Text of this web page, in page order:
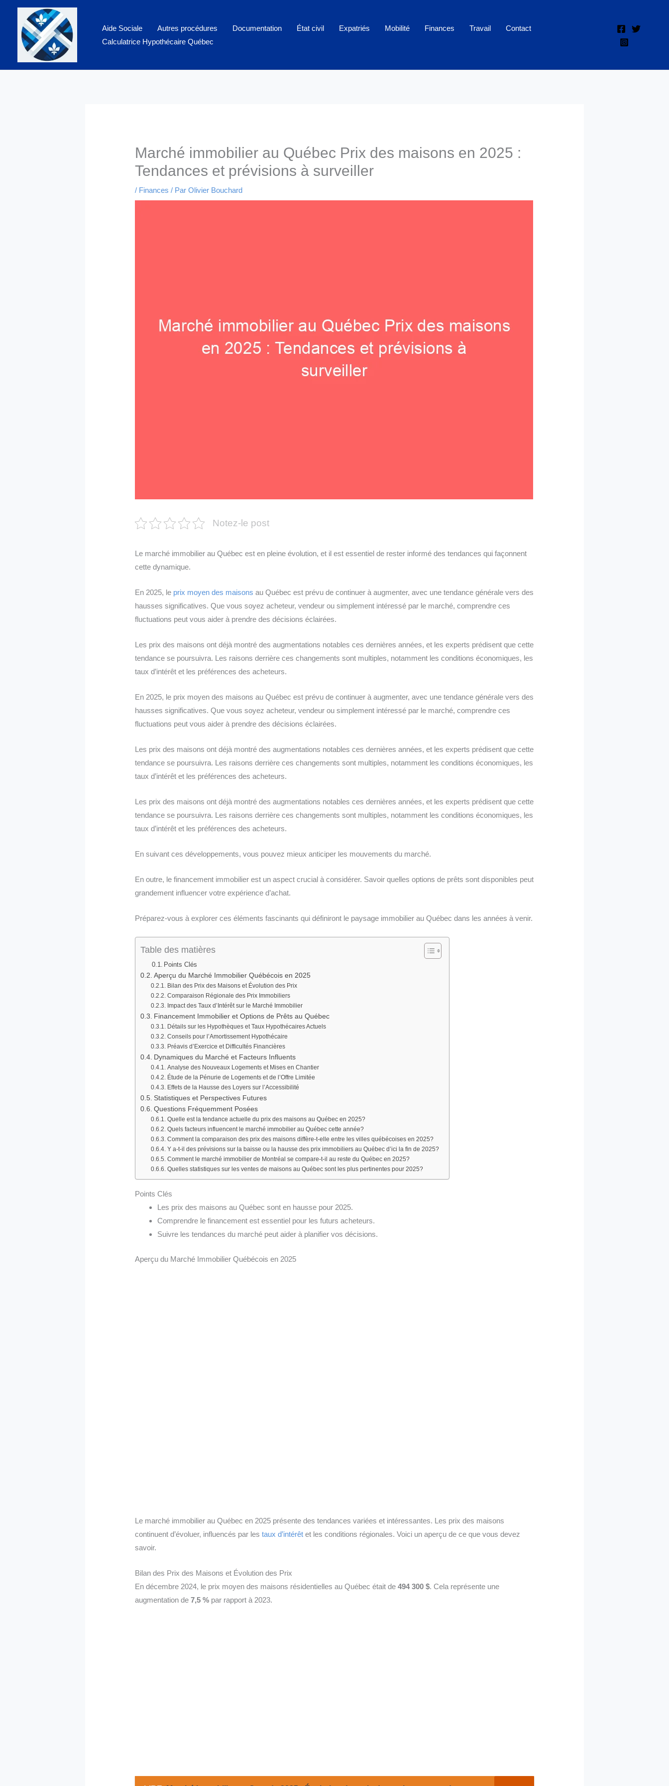
contenu
Aide Sociale Autres procédures Documentation État civil Expatriés Mobilité Finances Travail
Contact
Calculatrice Hypothécaire Québec
Marché immobilier au Québec Prix des maisons en 2025 :
Tendances et prévisions à surveiller
/ Finances / ParOlivier Bouchard
Notez-le post
Le marché immobilier au Québec est en pleine évolution, et il est essentiel de rester informé des tendances qui façonnent
cette dynamique.
En 2025, le prix moyen des maisons au Québec est prévu de continuer à augmenter, avec une tendance générale vers des
hausses significatives. Que vous soyez acheteur, vendeur ou simplement intéressé par le marché, comprendre ces
fluctuations peut vous aider à prendre des décisions éclairées.
Les prix des maisons ont déjà montré des augmentations notables ces dernières années, et les experts prédisent que cette
tendance se poursuivra. Les raisons derrière ces changements sont multiples, notamment les conditions économiques, les
taux d’intérêt et les préférences des acheteurs.
En 2025, le prix moyen des maisons au Québec est prévu de continuer à augmenter, avec une tendance générale vers des
hausses significatives. Que vous soyez acheteur, vendeur ou simplement intéressé par le marché, comprendre ces
fluctuations peut vous aider à prendre des décisions éclairées.
Les prix des maisons ont déjà montré des augmentations notables ces dernières années, et les experts prédisent que cette
tendance se poursuivra. Les raisons derrière ces changements sont multiples, notamment les conditions économiques, les
taux d’intérêt et les préférences des acheteurs.
Les prix des maisons ont déjà montré des augmentations notables ces dernières années, et les experts prédisent que cette
tendance se poursuivra. Les raisons derrière ces changements sont multiples, notamment les conditions économiques, les
taux d’intérêt et les préférences des acheteurs.
En suivant ces développements, vous pouvez mieux anticiper les mouvements du marché.
En outre, le financement immobilier est un aspect crucial à considérer. Savoir quelles options de prêts sont disponibles peut
grandement influencer votre expérience d’achat.
Préparez-vous à explorer ces éléments fascinants qui définiront le paysage immobilier au Québec dans les années à venir.
Table des matières
Points Clés
Aperçu du Marché Immobilier Québécois en 2025
Bilan des Prix des Maisons et Évolution des Prix
Comparaison Régionale des Prix Immobiliers
Impact des Taux d’Intérêt sur le Marché Immobilier
Financement Immobilier et Options de Prêts au Québec
Détails sur les Hypothèques et Taux Hypothécaires Actuels
Conseils pour l’Amortissement Hypothécaire
Préavis d’Exercice et Difficultés Financières
Dynamiques du Marché et Facteurs Influents
Analyse des Nouveaux Logements et Mises en Chantier
Étude de la Pénurie de Logements et de l’Offre Limitée
Effets de la Hausse des Loyers sur l’Accessibilité
Statistiques et Perspectives Futures
Questions Fréquemment Posées
Quelle est la tendance actuelle du prix des maisons au Québec en 2025?
Quels facteurs influencent le marché immobilier au Québec cette année?
Comment la comparaison des prix des maisons diffère-t-elle entre les villes québécoises en 2025?
Y a-t-il des prévisions sur la baisse ou la hausse des prix immobiliers au Québec d’ici la fin de 2025?
Comment le marché immobilier de Montréal se compare-t-il au reste du Québec en 2025?
Quelles statistiques sur les ventes de maisons au Québec sont les plus pertinentes pour 2025?
Points Clés
Les prix des maisons au Québec sont en hausse pour 2025.
Comprendre le financement est essentiel pour les futurs acheteurs.
Suivre les tendances du marché peut aider à planifier vos décisions.
Aperçu du Marché Immobilier Québécois en 2025
Le marché immobilier au Québec en 2025 présente des tendances variées et intéressantes. Les prix des maisons
continuent d’évoluer, influencés par lestaux d’intérêt et les conditions régionales. Voici un aperçu de ce que vous devez
savoir.
Bilan des Prix des Maisons et Évolution des Prix
En décembre 2024, le prix moyen des maisons résidentielles au Québec était de494 300 $. Cela représente une
augmentation de7,5 % par rapport à 2023.